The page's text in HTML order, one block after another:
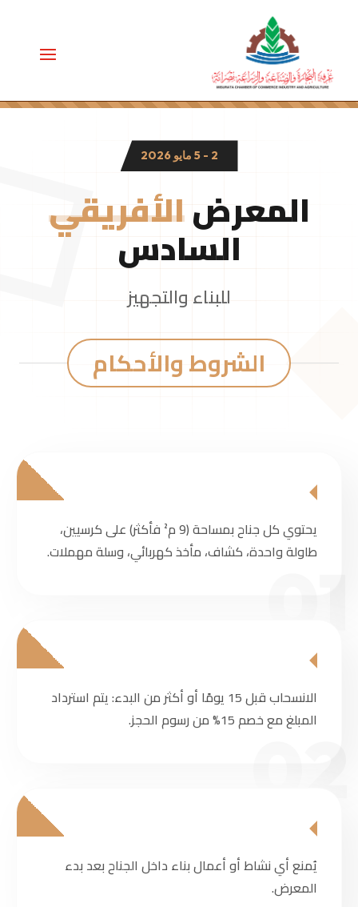
2 - 5 مايو 2026
المعرضالأفريقي
السادس
للبناء والتجهيز
الشروط والأحكام
يحتوي كل جناح بمساحة (9 م² فأكثر) على كرسيين،
طاولة واحدة، كشاف، مأخذ كهربائي، وسلة مهملات.
الانسحاب قبل 15 يومًا أو أكثر من البدء: يتم استرداد
المبلغ مع خصم 15% من رسوم الحجز.
يُمنع أي نشاط أو أعمال بناء داخل الجناح بعد بدء
المعرض.